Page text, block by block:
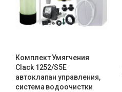
Комплект Умягчения
Clack 1252/S5E
автоклапан управления,
система водоочистки